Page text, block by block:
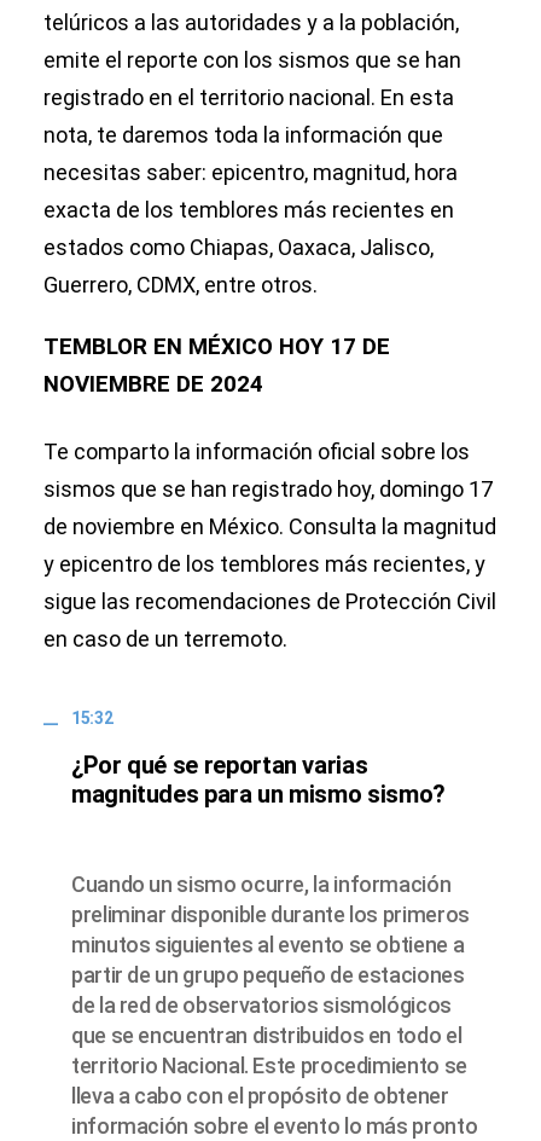
telúricos a las autoridades y a la población,
emite el reporte con los sismos que se han
registrado en el territorio nacional. En esta
nota, te daremos toda la información que
necesitas saber: epicentro, magnitud, hora
exacta de los temblores más recientes en
estados como Chiapas, Oaxaca, Jalisco,
Guerrero, CDMX, entre otros.
TEMBLOR EN MÉXICO HOY 17 DE
NOVIEMBRE DE 2024
Te comparto la información oficial sobre los
sismos que se han registrado hoy, domingo 17
de noviembre en México. Consulta la magnitud
y epicentro de los temblores más recientes, y
sigue las recomendaciones de Protección Civil
en caso de un terremoto.
15:32
¿Por qué se reportan varias
magnitudes para un mismo sismo?
Cuando un sismo ocurre, la información
preliminar disponible durante los primeros
minutos siguientes al evento se obtiene a
partir de un grupo pequeño de estaciones
de la red de observatorios sismológicos
que se encuentran distribuidos en todo el
territorio Nacional. Este procedimiento se
lleva a cabo con el propósito de obtener
información sobre el evento lo más pronto